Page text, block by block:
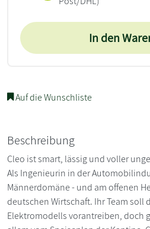
In den
Auf die Wunschliste
Beschreibung
Cleo ist smart, lässig und voller
Als Ingenieurin in der
Männerdomäne - und am offenen
deutschen Wirtschaft. Ihr Team soll
Elektromodells vorantreiben, doch